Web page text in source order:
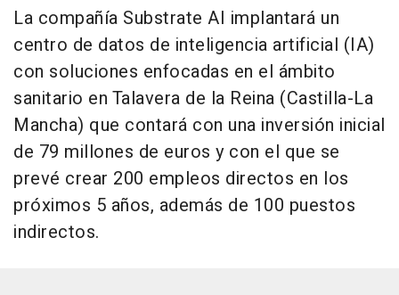
La compañía Substrate AI implantará un
centro de datos de inteligencia artificial (IA)
con soluciones enfocadas en el ámbito
sanitario en Talavera de la Reina (Castilla-La
Mancha) que contará con una inversión inicial
de 79 millones de euros y con el que se
prevé crear 200 empleos directos en los
próximos 5 años, además de 100 puestos
indirectos.